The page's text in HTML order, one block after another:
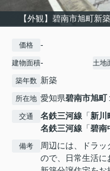
【外観】碧南市旭町新
価格 -
建物面積- 土地
築年数 新築
所在地 愛知県碧南市旭町
交通 名鉄三河線 「新川
名鉄三河線 「碧南
備考
周辺には、ドラ
ので、日常生活に